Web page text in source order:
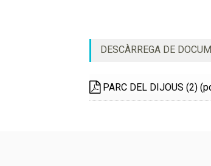
DESCÀRREGA DE
PARC DEL DIJOUS (2)